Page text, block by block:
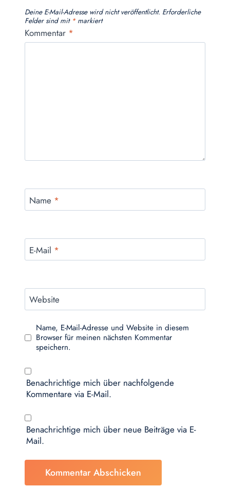
Deine E-Mail-Adresse wird nicht veröffentlicht. Erforderliche
Felder sind mit *markiert
Kommentar *
Name *
E-Mail *
Website
Name, E-Mail-Adresse und Website in diesem
Browser für meinen nächsten Kommentar
speichern.
Benachrichtige mich über nachfolgende
Kommentare via E-Mail.
Benachrichtige mich über neue Beiträge via E-
Mail.